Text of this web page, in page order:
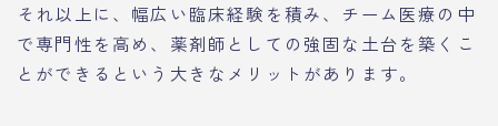
それ以上に、幅広い臨床経験を積み、チーム医療の中
で専門性を高め、薬剤師としての強固な土台を築くこ
とができるという大きなメリットがあります。